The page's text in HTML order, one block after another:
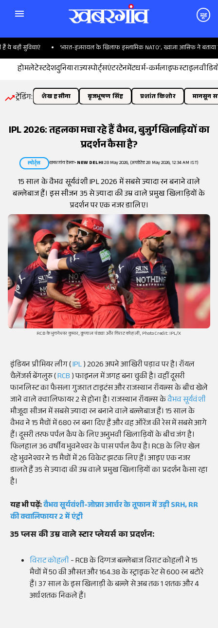
मूड
सुविधाएं 'भारत-इजरायल के खिलाफ इस्लामिक NATO', ख्वाजा आसिफ ने बताया
होमलेटेस्टदेशदुनियाराज्यस्पोर्ट्सएंटरटेनमेंटधर्म-कर्मलाइफस्टाइल
ट्रेंडिंग: शेख हसीना बृजभूषण सिंह प्रशांत किशोर मानसून
IPL 2026: तहलका मचा रहे हैं वैभव, बुजुर्ग खिलाड़ियों का
प्रदर्शन कैसा है?
स्पोर्ट्स खबरगांव डेस्क•NEW DELHI28 May 2026, (अपडेटेड 28 May 2026, 12:34 AM IST)
15 साल के वैभव सूर्यवंशी IPL 2026 में सबसे ज्यादा रन बनाने वाले
बल्लेबाज हैं। इस सीजन 35 से ज्यादा की उम्र वाले प्रमुख खिलाड़ियों के
प्रदर्शन पर एक नजर डालिए।
RCB के भुवनेश्वर कुमार, क्रुणाल पंड्या और विराट कोहली, Photo Credit: IPL/X
इंडियन प्रीमियर लीग (IPL) 2026 अपने आखिरी पड़ाव पर है। रॉयल
चैलेंजर्स बेंगलुरु (RCB) फाइनल में जगह बना चुकी है। वहीं दूसरी
फानलिस्ट का फैसला गुजरात टाइटंस और राजस्थान रॉयल्स के बीच खेले
जाने वाले क्वालिफायर 2 से होना है। राजस्थान रॉयल्स केवैभव सूर्यवंशी
मौजूदा सीजन में सबसे ज्यादा रन बनाने वाले बल्लेबाज हैं। 15 साल के
वैभव ने 15 मैचों में 680 रन बना दिए हैं और वह ऑरेंज की रेस में सबसे आगे
हैं। दूसरी तरफ पर्पल कैप के लिए अनुभवी खिलाड़ियों के बीच जंग है।
फिलहाल 36 वर्षीय भुवनेश्वर के पास पर्पल कैप है। RCB के लिए खेल
रहे भुवनेश्वर ने 15 मैचों में 26 विकेट झटक लिए हैं। आइए एक नजर
डालते हैं 35 से ज्यादा की उम्र वाले प्रमुख खिलाड़ियों का प्रदर्शन कैसा रहा
है।
यह भी पढ़ें:वैभव सूर्यवंशी-जोफ्रा आर्चर के तूफान में उड़ी SRH, RR
की क्वालिफायर 2 में एंट्री
35 प्लस की उम्र वाले स्टार प्लेयर्स का प्रदर्शन:
विराट कोहली- RCB के दिग्गज बल्लेबाज विराट कोहली ने 15
मैचों में 50 की औसत और 164.38 के स्ट्राइक रेट से 600 रन बटोरे
हैं। 37 साल के इस खिलाड़ी के बल्ले से अब तक 1 शतक और 4
अर्धशतक निकले हैं।